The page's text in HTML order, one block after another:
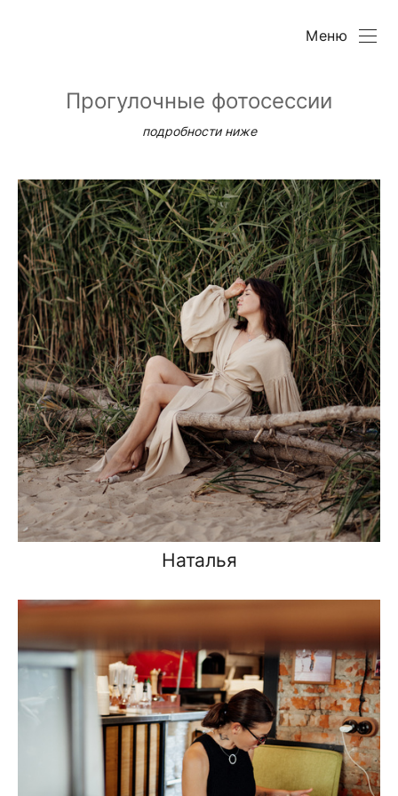
Меню
Прогулочные фотосессии
подробности ниже
Наталья